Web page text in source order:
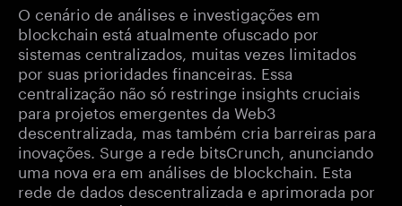
O cenário de análises e investigações em
blockchain está atualmente ofuscado por
sistemas centralizados, muitas vezes limitados
por suas prioridades financeiras. Essa
centralização não só restringe insights cruciais
para projetos emergentes da Web3
descentralizada, mas também cria barreiras para
inovações. Surge a rede bitsCrunch, anunciando
uma nova era em análises de blockchain. Esta
rede de dados descentralizada e aprimorada por